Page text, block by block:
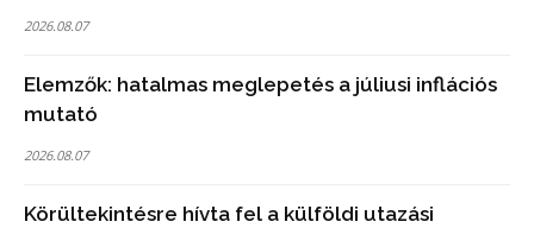
2026.08.07
Elemzők: hatalmas meglepetés a júliusi inflációs
mutató
2026.08.07
Körültekintésre hívta fel a külföldi utazási